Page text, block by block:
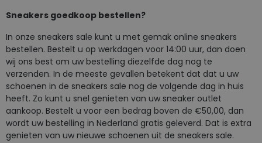
Sneakers goedkoop bestellen?
In onze sneakers sale kunt u met gemak online sneakers
bestellen. Bestelt u op werkdagen voor 14:00 uur, dan doen
wij ons best om uw bestelling diezelfde dag nog te
verzenden. In de meeste gevallen betekent dat dat u uw
schoenen in de sneakers sale nog de volgende dag in huis
heeft. Zo kunt u snel genieten van uw sneaker outlet
aankoop. Bestelt u voor een bedrag boven de €50,00, dan
wordt uw bestelling in Nederland gratis geleverd. Dat is extra
genieten van uw nieuwe schoenen uit de sneakers sale.